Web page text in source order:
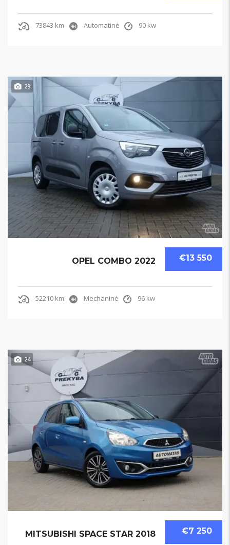
73843 km Automatinė 90 kw
29
€13 550
OPEL COMBO 2022
52210 km Mechaninė 96 kw
24
€7 250
MITSUBISHI SPACE STAR 2018